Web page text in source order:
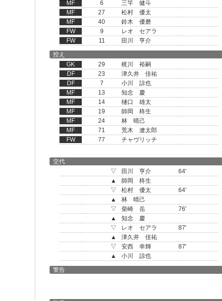
MF
6
三竿 健斗
MF
27
松村 優太
MF
40
鈴木 優磨
FW
9
レオ セアラ
FW
11
田川 亨介
控え
GK
29
梶川 裕嗣
DF
23
津久井 佳祐
DF
7
小川 諒也
MF
13
知念 慶
MF
14
樋口 雄太
MF
19
師岡 柊生
MF
24
林 晴己
MF
71
荒木 遼太郎
FW
77 チャヴリッチ
交代
▽
田川 亨介
64'
▲
師岡 柊生
▽
松村 優太
64'
▲
林 晴己
▽
柴崎 岳
76'
▲
知念 慶
▽
レオ セアラ
87'
▲
津久井 佳祐
▽
安西 幸輝
87'
▲
小川 諒也
警告